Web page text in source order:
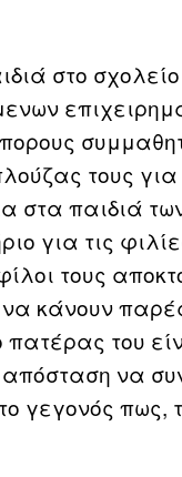
στο
τους
παιδιά
για τις
τους
κάνουν
του
να
πως,